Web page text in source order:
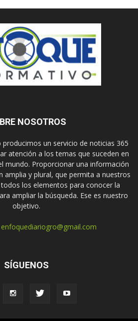
NOSOTROS
un servicio de noticias 365
atención a los temas que suceden en
mundo. Proporcionar una información
amplia y plural, que permita a nuestros
los elementos para conocer la
ampliar la búsqueda. Ese es nuestro
objetivo.
enfoquediariogro@gmail.com
SÍGUENOS